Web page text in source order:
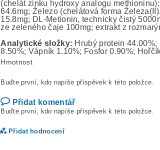
(chelát zinku hydroxy analogu
64.6mg; Železo (chelátová forma
15.8mg; DL-Metionin, technicky čistý
ze zeleného čaje 100mg; extrakt z
Analytické složky: Hrubý protein
8.50%; Vápník 1.10%; Fosfor 0.90%;
Hmotnost
Buďte první, kdo napíše příspěvek k této položce.
Přidat komentář
Buďte první, kdo napíše příspěvek k této položce.
Přidat hodnocení